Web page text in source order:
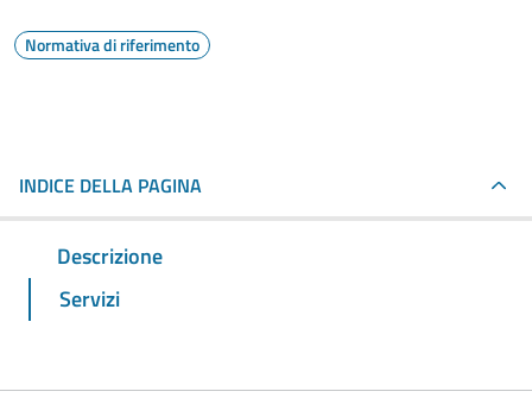
Normativa di riferimento
INDICE DELLA PAGINA
Descrizione
Servizi